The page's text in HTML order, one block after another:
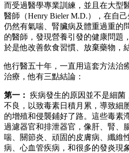
而受過醫學專業訓練，並且在大型
醫師（Henry Bieler M.D.），在自
仍然有氣喘、腎臟病及體重過重的
的醫師，發現營養引發的健康問題
於是他改善飲食習慣、放棄藥物，
他行醫五十年，一直用這套方法治
治療，他有三點結論：
第一： 疾病發生的原因並不是細菌
不良，以致毒素日積月累，導致細
的增殖和侵襲鋪好了路。這些毒素
過濾器官和排泄器官，像肝、腎、
喘、關節炎、頑固的皮膚病、纖維
病、心血管疾病，和很多的發炎現